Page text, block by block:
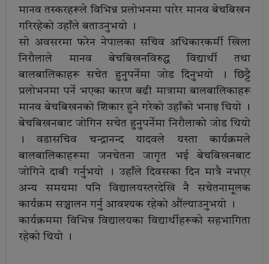
मानव तस्करहरूले विभिन्न प्रलोभनमा पारेर मानव बेचबिखन
गरिरहेको उहाँले बताउनुभयो ।
सो अवसरमा फरेन नेपालका सचिव अधिकारकर्मी खिला
निरौलाले मानव बेचबिखनविरुद्ध विद्यार्थी तथा
बालबालिकाहरू सचेत हुनुपर्नेमा जोड दिनुभयो । छिट्टै
प्रलोभनमा पर्ने भएका कारण बढी मात्रामा बालबालिकाहरू
मानव बेचबिखनको शिकार हुने गरेको उहाँको भनाइ थियो ।
बेचबिखनबाट जोगिन सचेत हुनुपर्नेमा निरौलाको जोड थियो
। वडासचिव चन्द्रानन्द यादवले यस्ता कार्यक्रमले
बालबालिकाहरूमा जनचेतना जागृत भई बेचबिखनबाट
जोगिने दाबी गर्नुभयो । उहाँले दिवसका दिन मात्रै नभएर
अन्य समयमा पनि विद्यालयस्तरदेखि नै सचेतनामूलक
कार्यक्रम सञ्चालन गर्नु आवश्यक रहेको औंल्याउनुभयो ।
कार्यक्रममा विभिन्न विद्यालयका विद्यार्थीहरूको सहभागिता
रहेको थियो ।